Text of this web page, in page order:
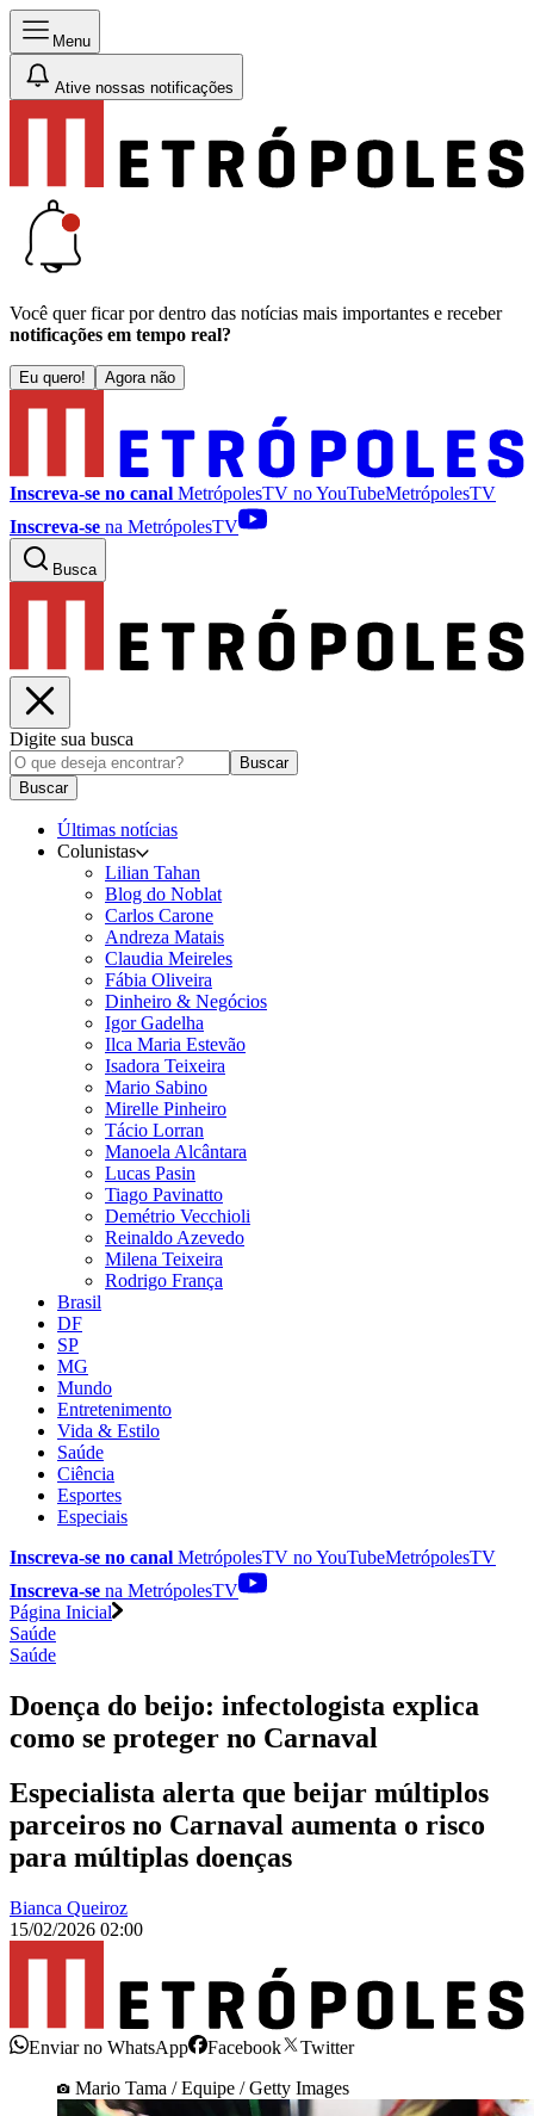
Menu
Ative nossas notificações
Você quer ficar por dentro das notícias mais importantes e receber
notificações em tempo real?
Eu quero! Agora não
Inscreva-se no canal MetrópolesTV noYouTubeMetrópolesTV
Inscreva-se na MetrópolesTV
Busca
Digite sua busca
Buscar
Buscar
Últimas notícias
Colunistas
Lilian Tahan
Blog do Noblat
Carlos Carone
Andreza Matais
Claudia Meireles
Fábia Oliveira
Dinheiro & Negócios
Igor Gadelha
Ilca Maria Estevão
Isadora Teixeira
Mario Sabino
Mirelle Pinheiro
Tácio Lorran
Manoela Alcântara
Lucas Pasin
Tiago Pavinatto
Demétrio Vecchioli
Reinaldo Azevedo
Milena Teixeira
Rodrigo França
Brasil
DF
SP
MG
Mundo
Entretenimento
Vida & Estilo
Saúde
Ciência
Esportes
Especiais
Inscreva-se no canal MetrópolesTV noYouTubeMetrópolesTV
Inscreva-se na MetrópolesTV
Página Inicial
Saúde
Saúde
Doença do beijo: infectologista explica
como se proteger no Carnaval
Especialista alerta que beijar múltiplos
parceiros no Carnaval aumenta o risco
para múltiplas doenças
Bianca Queiroz
15/02/2026 02:00
Enviar no WhatsApp Facebook
Twitter
Mario Tama / Equipe / Getty Images